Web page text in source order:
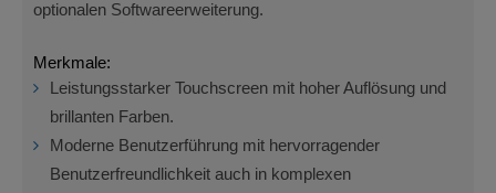
optionalen Softwareerweiterung.
Merkmale:
Leistungsstarker Touchscreen mit hoher Auflösung und
brillanten Farben.
Moderne Benutzerführung mit hervorragender
Benutzerfreundlichkeit auch in komplexen